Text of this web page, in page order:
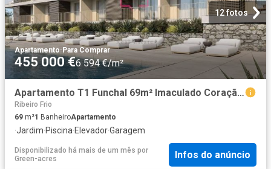
12 fotos
Apartamento·Para Comprar
455 000 €6 594 €/m²
Apartamento T1 Funchal 69m² Imaculado Coração De Maria
Ribeiro Frio
69 m²1 BanheiroApartamento
·Jardim·Piscina·Elevador·Garagem
Disponibilizado há mais de um mês por
Green-acres
Infos do anúncio